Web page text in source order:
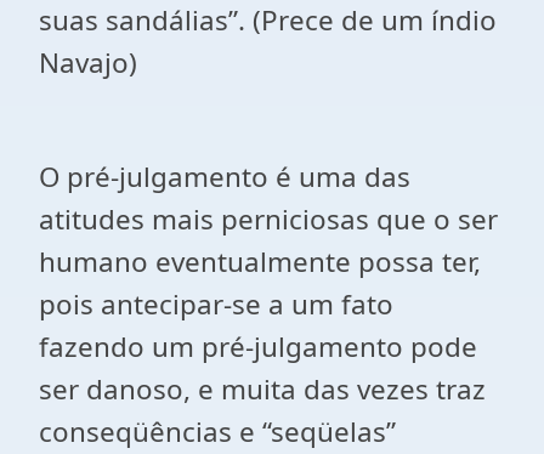
suas sandálias”. (Prece de um índio
Navajo)
O pré-julgamento é uma das
atitudes mais perniciosas que o ser
humano eventualmente possa ter,
pois antecipar-se a um fato
fazendo um pré-julgamento pode
ser danoso, e muita das vezes traz
conseqüências e “seqüelas”